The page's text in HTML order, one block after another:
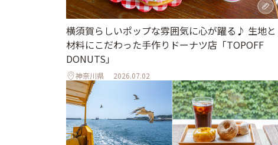
横須賀らしいポップな雰囲気に心が躍る♪ 生地と
材料にこだわった手作りドーナツ店「TOPOFF
DONUTS」
神奈川県 2026.07.02